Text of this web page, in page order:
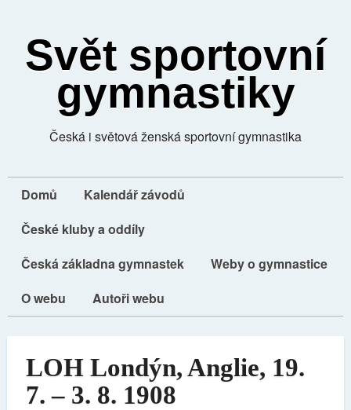
Svět sportovní
gymnastiky
Česká i světová ženská sportovní gymnastika
Domů
Kalendář závodů
České kluby a oddíly
Česká základna gymnastek
Weby o gymnastice
O webu
Autoři webu
LOH Londýn, Anglie, 19.
7. – 3. 8. 1908